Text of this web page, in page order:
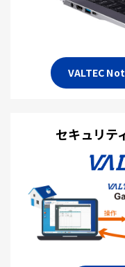
VALTEC
セキュリテ